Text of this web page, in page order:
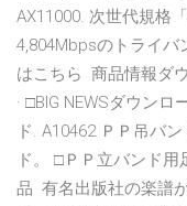
AX11000. 次世代規格
4,804Mbpsのトライバ
はこちら 商品情報ダ
· □BIG NEWSダウン
ド. A10462 ＰＰ吊バ
ド。 □ＰＰ立バンド
品 有名出版社の楽譜